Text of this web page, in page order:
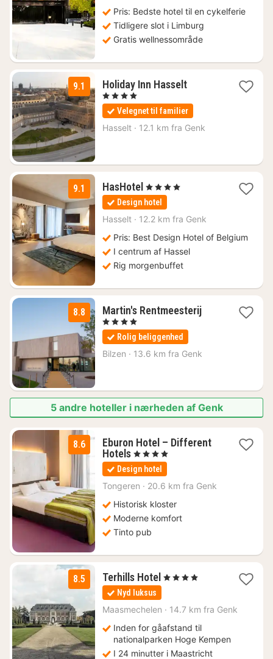
Pris: Bedste hotel til en cykelferie
Tidligere slot i Limburg
Gratis wellnessområde
9.1 Holiday Inn Hasselt1
fra
1025
kr.
, 4 Stjerner
Velegnet til familier
Hasselt · 12.1 km fra Genk
9.1 HasHotel 1
nat
fra
1047
, 4 Stjerner
Design hotel
Hasselt · 12.2 km fra Genk
Pris: Best Design Hotel of Belgium
I centrum af Hassel
Rig morgenbuffet
8.8 Martin's Rentmeesterij1
nat
kr.
, 4 Stjerner
Rolig beliggenhed
Bilzen · 13.6 km fra Genk
5 andre hoteller i nærheden af Genk
8.6
Eburon Hotel – Different
Hotels1
nat
fra
741
, 4 Stjerner
Design hotel
Tongeren · 20.6 km fra Genk
Historisk kloster
Moderne komfort
Tinto pub
8.5 Terhills Hotel 1
960
, 4 Stjerner
Nyd luksus
Maasmechelen · 14.7 km fra Genk
Inden for gåafstand til
nationalparken Hoge Kempen
I 24 minutter i Maastricht